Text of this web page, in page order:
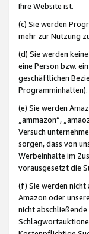
Ihre Website ist.
(c) Sie werden
mehr zur Nutzung
(d) Sie werden
eine Person bzw.
geschäftlichen
Programminhalten).
(e) Sie werden
„ammazon“,
Versuch
sorgen, dass von
Werbeinhalte im
vorausgesetzt die
(f) Sie werden nicht
Amazon oder
nicht